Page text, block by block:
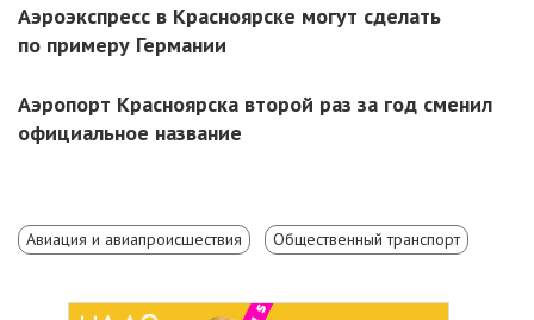
Аэроэкспресс в Красноярске могут сделать
по примеру Германии
Аэропорт Красноярска второй раз за год сменил
официальное название
Авиация и авиапроисшествия Общественный транспорт